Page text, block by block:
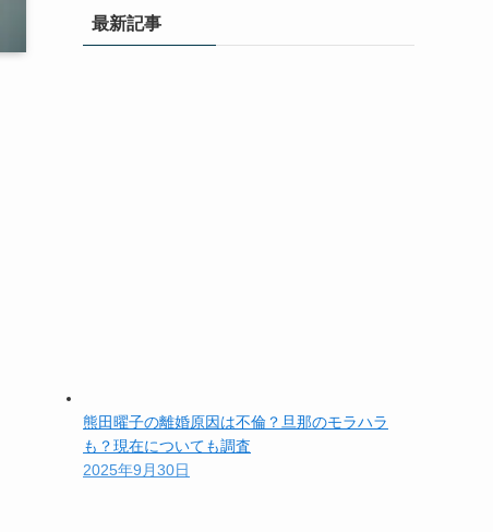
最新記事
熊田曜子の離婚原因は不倫？旦那のモラハラ
も？現在についても調査
2025年9月30日